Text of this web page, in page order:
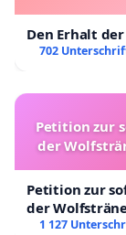
Den Erhalt
702
Petition zur
der
Petition zur
der
1 127